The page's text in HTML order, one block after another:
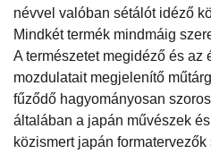
névvel valóban sétálót idéző
Mindkét termék mindmáig
A természetet megidéző és az
mozdulatait megjelenítő
fűződő hagyományosan
általában a japán művészek
közismert japán